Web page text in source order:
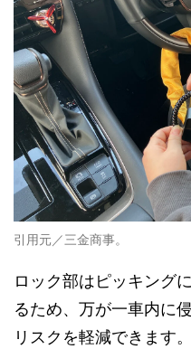
引用元／三金商事。
ロック部はピッキング
るため、万が一車内に
リスクを軽減できます